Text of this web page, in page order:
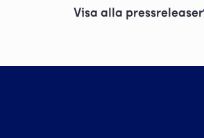
Visa alla pressreleaser